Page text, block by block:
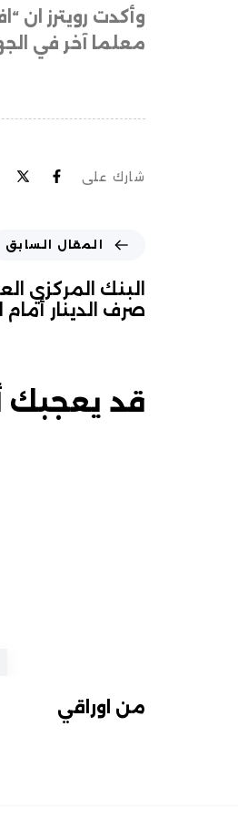
وأكدت رويترز ان
معلما آخر في
شارك على
المقال السابق
البنك المركزي
صرف الدينار أمام
قد يعجبك
من اوراقي